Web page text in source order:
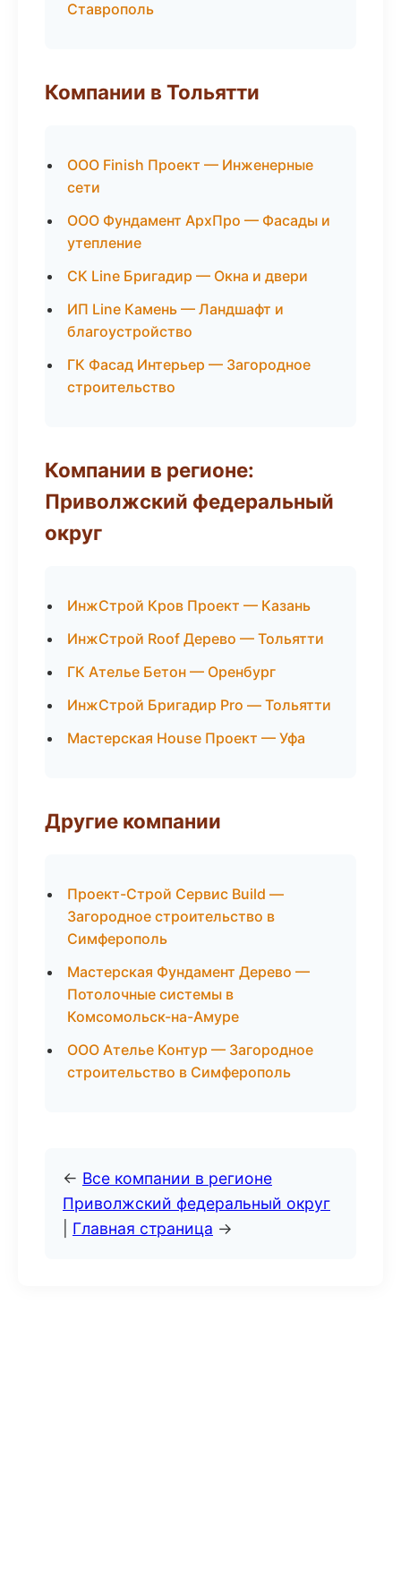
Ставрополь
Компании в Тольятти
ООО Finish Проект — Инженерные
сети
ООО Фундамент АрхПро — Фасады и
утепление
СК Line Бригадир — Окна и двери
ИП Line Камень — Ландшафт и
благоустройство
ГК Фасад Интерьер — Загородное
строительство
Компании в регионе:
Приволжский федеральный
округ
ИнжСтрой Кров Проект — Казань
ИнжСтрой Roof Дерево — Тольятти
ГК Ателье Бетон — Оренбург
ИнжСтрой Бригадир Pro — Тольятти
Мастерская House Проект — Уфа
Другие компании
Проект-Строй Сервис Build —
Загородное строительство в
Симферополь
Мастерская Фундамент Дерево —
Потолочные системы в
Комсомольск-на-Амуре
ООО Ателье Контур — Загородное
строительство в Симферополь
← Все компании в регионе
Приволжский федеральный округ
Главная страница →